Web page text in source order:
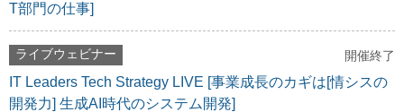
T部門の仕事]
ライブウェビナー 開催終了
IT Leaders Tech Strategy LIVE [事業成長のカギは[情シスの
開発力] 生成AI時代のシステム開発]